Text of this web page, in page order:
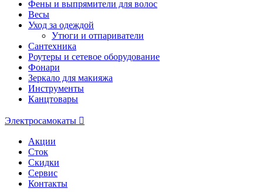
Фены и выпрямители для волос
Весы
Уход за одеждой
Утюги и отпариватели
Сантехника
Роутеры и сетевое оборудование
Фонари
Зеркало для макияжа
Инструменты
Канцтовары
Электросамокаты
Акции
Сток
Скидки
Сервис
Контакты